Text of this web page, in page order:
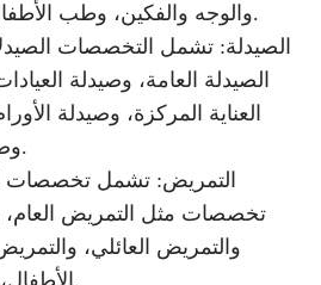
والوجه والفكين، وطب الأطفال والأسنان الوقائي.
الصيدلة: تشمل التخصصات
الصيدلة العامة، وصيدلة
العناية المركزة، وصيدلة
وصيدلة الصحة العامة.
التمريض: تشمل تخصصات
تخصصات مثل التمريض العام،
والتمريض العائلي،
الأطفال، والتمريض النسائي.